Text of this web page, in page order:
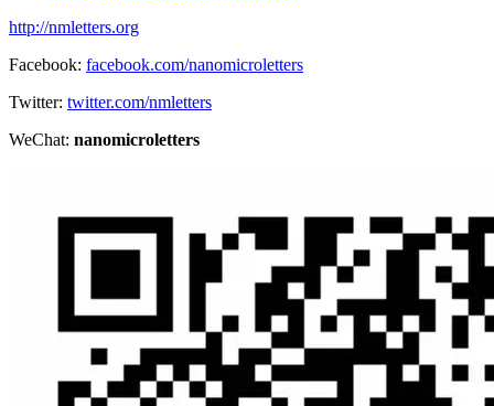
http://nmletters.org
Facebook: facebook.com/nanomicroletters
Twitter: twitter.com/nmletters
WeChat: nanomicroletters